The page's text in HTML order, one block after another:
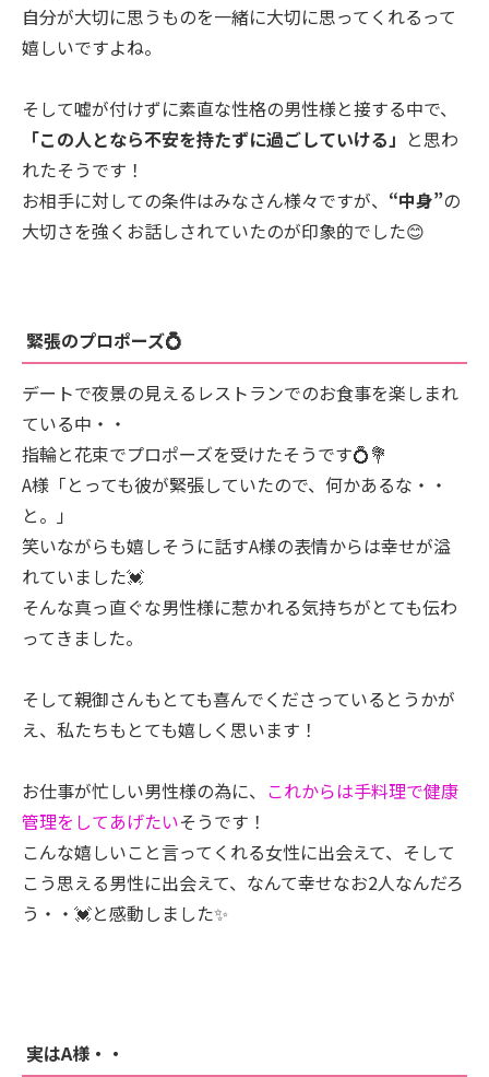
自分が大切に思うものを一緒に大切に思ってくれるって
嬉しいですよね。
そして嘘が付けずに素直な性格の男性様と接する中で、
「この人となら不安を持たずに過ごしていける」 と思わ
れたそうです！
お相手に対しての条件はみなさん様々ですが、 “中身”の
大切さを強くお話しされていたのが印象的でした😊
緊張のプロポーズ💍
デートで夜景の見えるレストランでのお食事を楽しまれ
ている中・・
指輪と花束でプロポーズを受けたそうです💍💐
A様「とっても彼が緊張していたので、何かあるな・・
と。」
笑いながらも嬉しそうに話すA様の表情からは幸せが溢
れていました💓
そんな真っ直ぐな男性様に惹かれる気持ちがとても伝わ
ってきました。
そして親御さんもとても喜んでくださっているとうかが
え、私たちもとても嬉しく思います！
お仕事が忙しい男性様の為に、 これからは手料理で健康
管理をしてあげたいそうです！
こんな嬉しいこと言ってくれる女性に出会えて、そして
こう思える男性に出会えて、なんて幸せなお2人なんだろ
う・・💓と感動しました✨
実はA様・・